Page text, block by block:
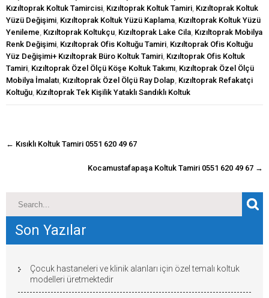
Kızıltoprak Koltuk Tamircisi Kızıltoprak Koltuk Tamiri Kızıltoprak Koltuk
Yüzü Değişimi Kızıltoprak Koltuk Yüzü Kaplama Kızıltoprak Koltuk Yüzü
Yenileme Kızıltoprak Koltukçu Kızıltoprak Lake Cila Kızıltoprak Mobilya
Renk Değişimi Kızıltoprak Ofis Koltuğu Tamiri Kızıltoprak Ofis Koltuğu
Yüz Değişimi+ Kızıltoprak Büro Koltuk Tamiri Kızıltoprak Ofis Koltuk
Tamiri Kızıltoprak Özel Ölçü Köşe Koltuk Takımı Kızıltoprak Özel Ölçü
Mobilya İmalatı Kızıltoprak Özel Ölçü Ray Dolap Kızıltoprak Refakatçi
Koltuğu Kızıltoprak Tek Kişilik Yataklı Sandıklı Koltuk
navigasyon
gönderisi
← Kısıklı Koltuk Tamiri 0551 620 49 67
Kocamustafapaşa Koltuk Tamiri 0551 620 49 67 →
Son Yazılar
Çocuk hastaneleri ve klinik alanları için özel temalı koltuk
modelleri üretmektedir